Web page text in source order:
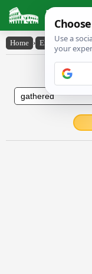
Latin
Home › English-Latin ›